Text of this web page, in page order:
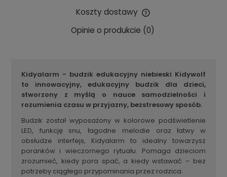
Koszty dostawy
Cena nie zawiera ewentualnych kosztów płatności
Opinie o produkcie (0)
Kidyalarm - budzik edukacyjny niebieski Kidywolf
to innowacyjny, edukacyjny budzik dla dzieci,
stworzony z myślą o nauce samodzielności i
rozumienia czasu w przyjazny, bezstresowy sposób.
Budzik został wyposażony w kolorowe podświetlenie
LED, funkcję snu, łagodne melodie oraz łatwy w
obsłudze interfejs, Kidyalarm to idealny towarzysz
poranków i wieczornego rytuału. Pomaga dzieciom
zrozumieć, kiedy pora spać, a kiedy wstawać – bez
potrzeby ciągłego przypominania przez rodzica.